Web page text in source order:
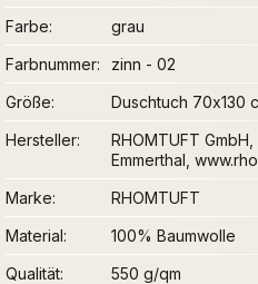
Farbe
grau
Farbnummer
zinn - 02
Größe
Duschtuch 70x130
Hersteller
RHOMTUFT
Emmerthal,
Marke
RHOMTUFT
Material
100% Baumwolle
Qualität
550 g/qm